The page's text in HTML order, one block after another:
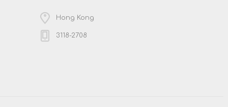
Hong Kong
3118-2708